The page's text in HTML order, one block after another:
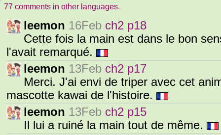
77 comments in other languages.
leemon 16Feb ch2 p18
Cette fois la main est dans le bon
l'avait remarqué.
leemon 13Feb ch2 p17
Merci. J'ai envi de triper avec cet
mascotte kawai de l'histoire.
leemon 13Feb ch2 p15
Il lui a ruiné la main tout de même.